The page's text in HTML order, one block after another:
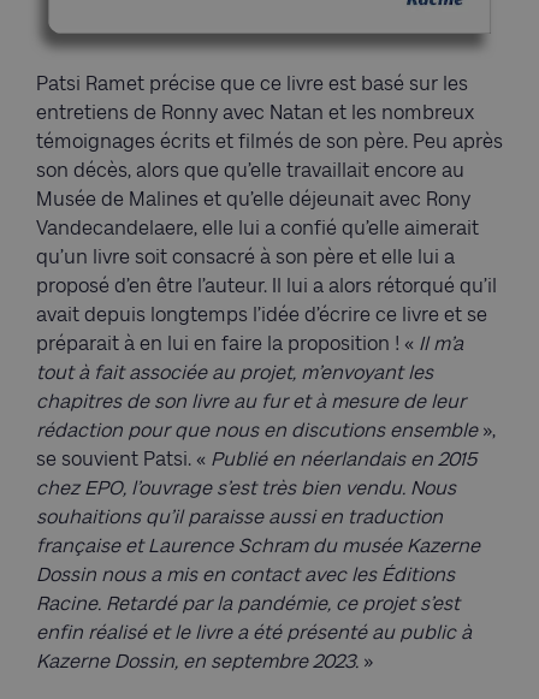
Patsi Ramet précise que ce livre est basé sur les
entretiens de Ronny avec Natan et les nombreux
témoignages écrits et filmés de son père. Peu après
son décès, alors que qu’elle travaillait encore au
Musée de Malines et qu’elle déjeunait avec Rony
Vandecandelaere, elle lui a confié qu’elle aimerait
qu’un livre soit consacré à son père et elle lui a
proposé d’en être l’auteur. Il lui a alors rétorqué qu’il
avait depuis longtemps l’idée d’écrire ce livre et se
préparait à en lui en faire la proposition ! « Il m’a
tout à fait associée au projet, m’envoyant les
chapitres de son livre au fur et à mesure de leur
rédaction pour que nous en discutions ensemble»,
se souvient Patsi. « Publié en néerlandais en 2015
chez EPO, l’ouvrage s’est très bien vendu. Nous
souhaitions qu’il paraisse aussi en traduction
française et Laurence Schram du musée Kazerne
Dossin nous a mis en contact avec les Éditions
Racine. Retardé par la pandémie, ce projet s’est
enfin réalisé et le livre a été présenté au public à
Kazerne Dossin, en septembre 2023. »